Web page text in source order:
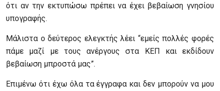
ότι αν την εκτυπώσω πρέπει να έχει βεβαίωση γνησίου
υπογραφής.
Μάλιστα ο δεύτερος ελεγκτής λέει “εμείς πολλές φορές
πάμε μαζί με τους ανέργους στα ΚΕΠ και εκδίδουν
βεβαίωση μπροστά μας”.
Επιμένω ότι έχω όλα τα έγγραφα και δεν μπορούν να μου